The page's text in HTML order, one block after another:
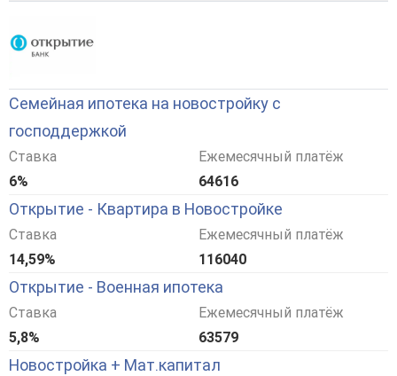
Семейная ипотека на новостройку с
господдержкой
Ставка
6%
Ежемесячный платёж
64616
Открытие - Квартира в Новостройке
Ставка
14,59%
Ежемесячный платёж
116040
Открытие - Военная ипотека
Ставка
5,8%
Ежемесячный платёж
63579
Новостройка + Мат.капитал